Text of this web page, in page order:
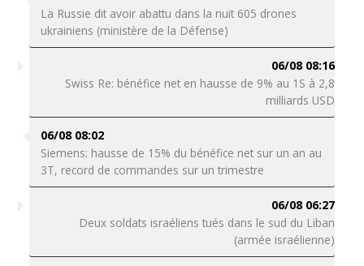
La Russie dit avoir abattu dans la nuit 605 drones
ukrainiens (ministère de la Défense)
06/08 08:16
Swiss Re: bénéfice net en hausse de 9% au 1S à 2,8
milliards USD
06/08 08:02
Siemens: hausse de 15% du bénéfice net sur un an au
3T, record de commandes sur un trimestre
06/08 06:27
Deux soldats israéliens tués dans le sud du Liban
(armée israélienne)